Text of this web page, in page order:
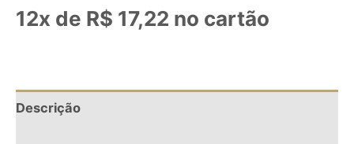
12x de R$ 17,22 no cartão
Descrição